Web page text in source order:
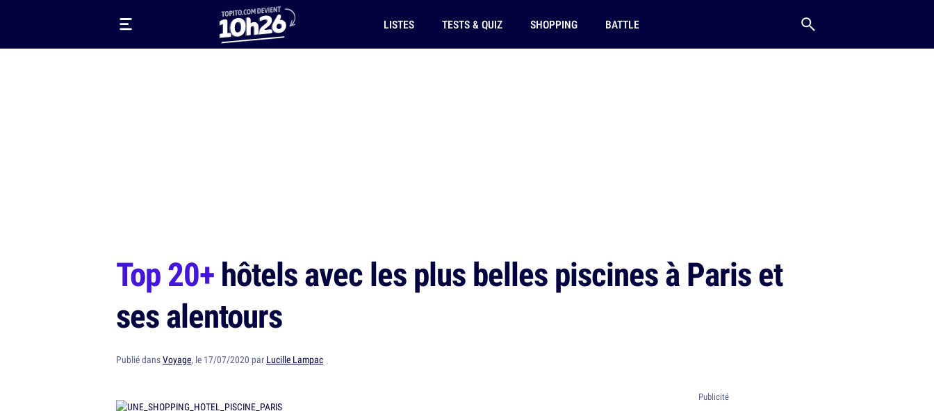
LISTES TESTS & QUIZ SHOPPING BATTLE
Top 20+hôtels avec les plus belles piscines à Paris et
ses alentours
Publié dansVoyage, le 17/07/2020 par Lucille Lampac